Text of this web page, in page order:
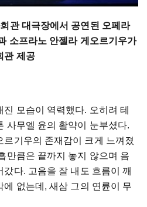
관 대극장에서 공연된 오페라
소프라노 안젤라 게오르기우가
관 제공
모습이 역력했다. 오히려 테
사무엘 윤의 활약이 눈부셨다.
르기우의 존재감이 크게 느껴졌
만큼은 끝까지 놓지 않으며 음
다. 고음을 잘 내도 흐름이 깨
없는데, 새삼 그의 연륜이 무